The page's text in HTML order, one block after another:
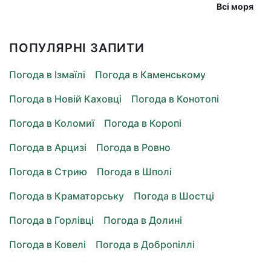
Всі моря
ПОПУЛЯРНІ ЗАПИТИ
Погода в Ізмаїлі
Погода в Каменському
Погода в Новій Каховці
Погода в Конотопі
Погода в Коломиї
Погода в Коропі
Погода в Арцизі
Погода в Ровно
Погода в Стрию
Погода в Шполі
Погода в Краматорську
Погода в Шостці
Погода в Горлівці
Погода в Долині
Погода в Ковелі
Погода в Добропіллі